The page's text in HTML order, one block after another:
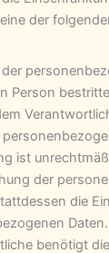
der
der
Person
ist
der
die
Daten.
benötigt